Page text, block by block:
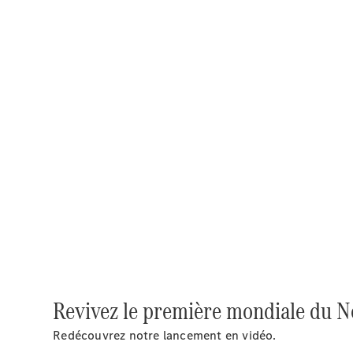
Revivez le première mondiale du
Redécouvrez notre lancement en vidéo.